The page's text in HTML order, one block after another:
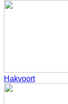
Hakvoort